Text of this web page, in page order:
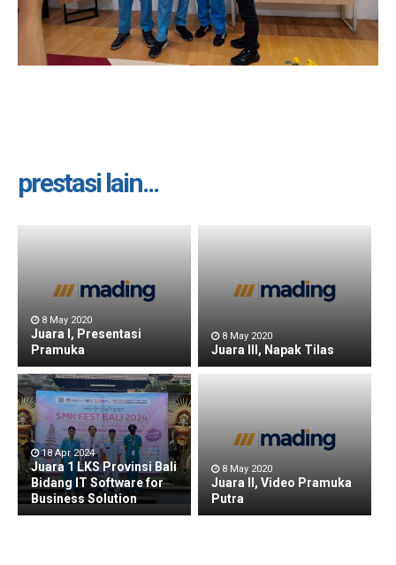
prestasi lain...
8 May 2020
Juara I, Presentasi
Pramuka
8 May 2020
Juara III, Napak Tilas
18 Apr 2024
Juara 1 LKS Provinsi Bali
Bidang IT Software for
Business Solution
8 May 2020
Juara II, Video Pramuka
Putra